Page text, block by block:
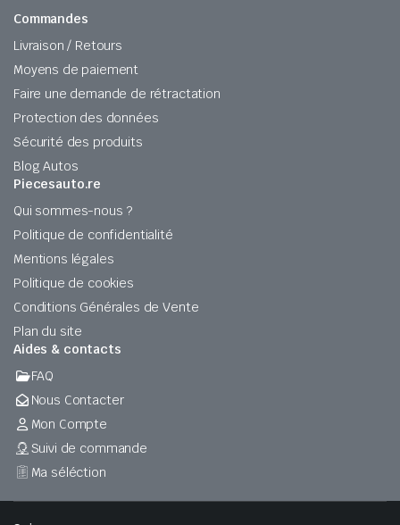
Commandes
Livraison / Retours
Moyens de paiement
Faire une demande de rétractation
Protection des données
Sécurité des produits
Blog Autos
Piecesauto.re
Qui sommes-nous ?
Politique de confidentialité
Mentions légales
Politique de cookies
Conditions Générales de Vente
Plan du site
Aides & contacts
FAQ
Nous Contacter
Mon Compte
Suivi de commande
Ma séléction